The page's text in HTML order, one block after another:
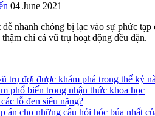
04 June 2021
nhanh chóng bị lạc vào sự phức
chí cả vũ trụ hoạt động đều đặn.
trụ đợi được khám phá trong thế kỷ
phổ biến trong nhận thức khoa học
lỗ đen siêu nặng?
án cho những câu hỏi hóc búa nhất